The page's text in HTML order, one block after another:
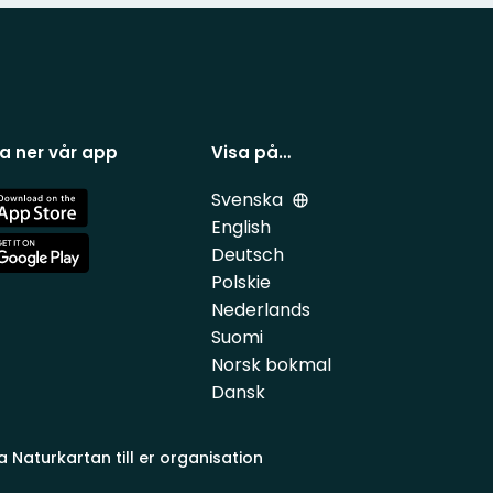
ner vår app Visa på…
Svenska
English
Deutsch
Polskie
Nederlands
Suomi
Norsk bokmal
Dansk
Naturkartan till er organisation